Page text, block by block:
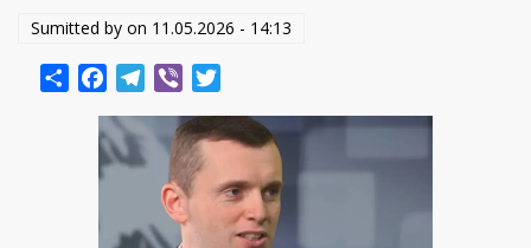
Sumitted by on 11.05.2026 - 14:13
ShareFacebookTelegram
Viber